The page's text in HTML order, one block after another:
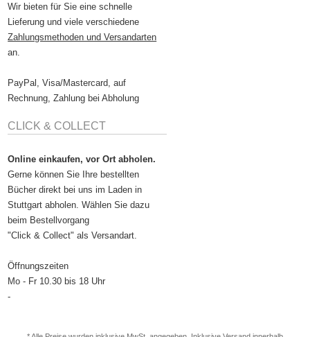
Wir bieten für Sie eine schnelle
Lieferung und viele verschiedene
Zahlungsmethoden und Versandarten
an.
PayPal, Visa/Mastercard, auf
Rechnung, Zahlung bei Abholung
CLICK & COLLECT
Online einkaufen, vor Ort abholen.
Gerne können Sie Ihre bestellten
Bücher direkt bei uns im Laden in
Stuttgart abholen. Wählen Sie dazu
beim Bestellvorgang
"Click & Collect" als Versandart.
Öffnungszeiten
Mo - Fr 10.30 bis 18 Uhr
-